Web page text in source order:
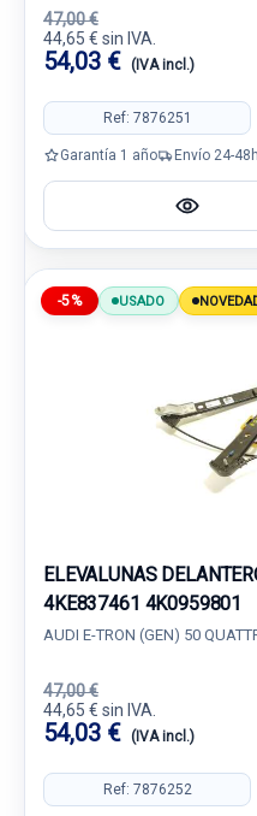
47,00 €
44,65 € sin IVA.
54,03 € (IVA incl.)
Ref: 7876251
Garantía 1 año Envío 24-48h
-5% USADO
ELEVALUNAS
4KE837461 4K0959801
AUDI E-TRON (GEN) 50
47,00 €
44,65 € sin IVA.
54,03 € (IVA incl.)
Ref: 7876252